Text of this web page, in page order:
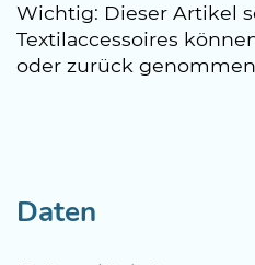
Wichtig: Dieser Artikel
Textilaccessoires
oder zurück
Daten